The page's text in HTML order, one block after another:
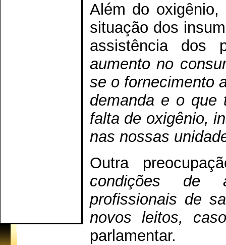
Além do oxigênio,
situação dos
assistência dos
aumento no
se o fornecimento
demanda e o que
falta de oxigênio,
nas nossas
Outra
condições de
profissionais de
novos leitos,
parlamentar.